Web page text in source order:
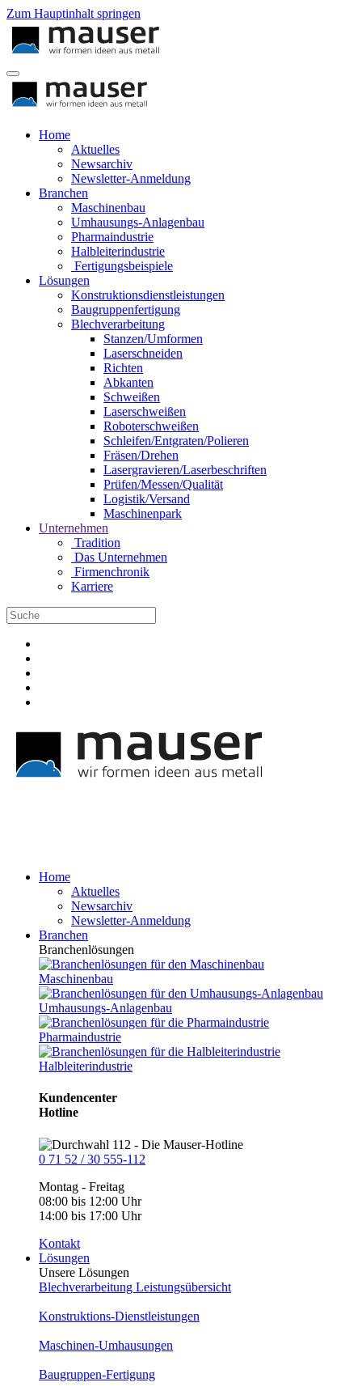
Zum Hauptinhalt springen
Home
Aktuelles
Newsarchiv
Newsletter-Anmeldung
Branchen
Maschinenbau
Umhausungs-Anlagenbau
Pharmaindustrie
Halbleiterindustrie
Fertigungsbeispiele
Lösungen
Konstruktionsdienstleistungen
Baugruppenfertigung
Blechverarbeitung
Stanzen/Umformen
Laserschneiden
Richten
Abkanten
Schweißen
Laserschweißen
Roboterschweißen
Schleifen/Entgraten/Polieren
Fräsen/Drehen
Lasergravieren/Laserbeschriften
Prüfen/Messen/Qualität
Logistik/Versand
Maschinenpark
Unternehmen
Tradition
Das Unternehmen
Firmenchronik
Karriere
Home
Aktuelles
Newsarchiv
Newsletter-Anmeldung
Branchen
Branchenlösungen
Maschinenbau
Umhausungs-Anlagenbau
Pharmaindustrie
Halbleiterindustrie
Kundencenter
Hotline
0 71 52 / 30 555-112
Montag - Freitag
08:00 bis 12:00 Uhr
14:00 bis 17:00 Uhr
Kontakt
Lösungen
Unsere Lösungen
Blechverarbeitung Leistungsübersicht
Konstruktions-Dienstleistungen
Maschinen-Umhausungen
Baugruppen-Fertigung